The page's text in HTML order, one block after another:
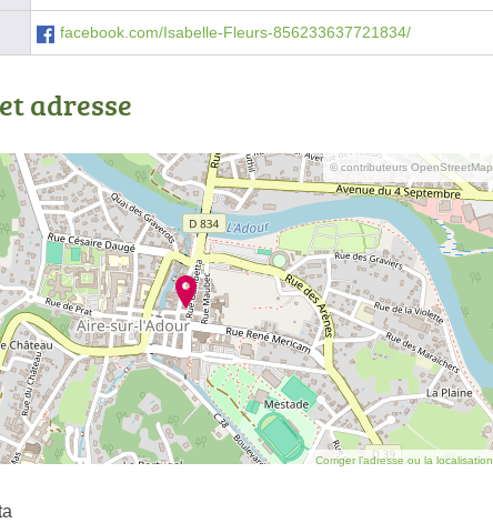
facebook.com/Isabelle-Fleurs-856233637721834/
adresse
© contributeurs OpenStreetMap
Corriger l’adresse ou la localisation